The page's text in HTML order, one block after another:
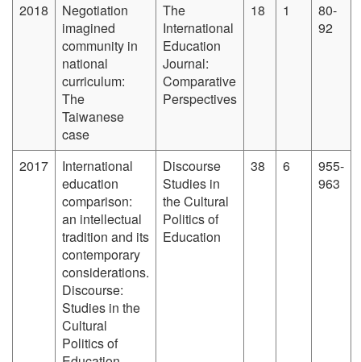
2018
Negotiation
imagined
community in
national
curriculum:
The
Taiwanese
case
The
International
Education
Journal:
Comparative
Perspectives
18 1
80-
92
2017
International
education
comparison:
an intellectual
tradition and its
contemporary
considerations.
Discourse:
Studies in the
Cultural
Politics of
Discourse
Studies in
the Cultural
Politics of
Education
38 6
955-
963